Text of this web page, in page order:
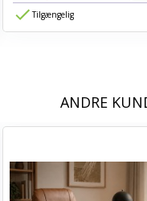
Tilgængelig
ANDRE